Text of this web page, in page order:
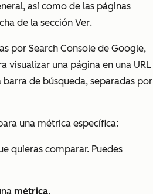
así como de las páginas
de la sección Ver.
por Search Console de Google,
visualizar una página en una URL
barra de búsqueda, separadas por
una métrica específica:
quieras comparar. Puedes
métrica.